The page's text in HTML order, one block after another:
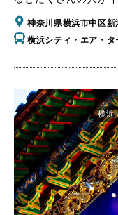
神奈川県横浜市中区新
横浜シティ・エア・タ
横浜